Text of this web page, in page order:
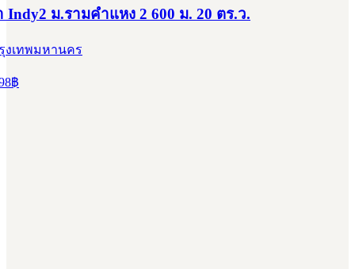
Indy2 ม.รามคำแหง 2 600 ม. 20 ตร.ว.
งเทพมหานคร
฿